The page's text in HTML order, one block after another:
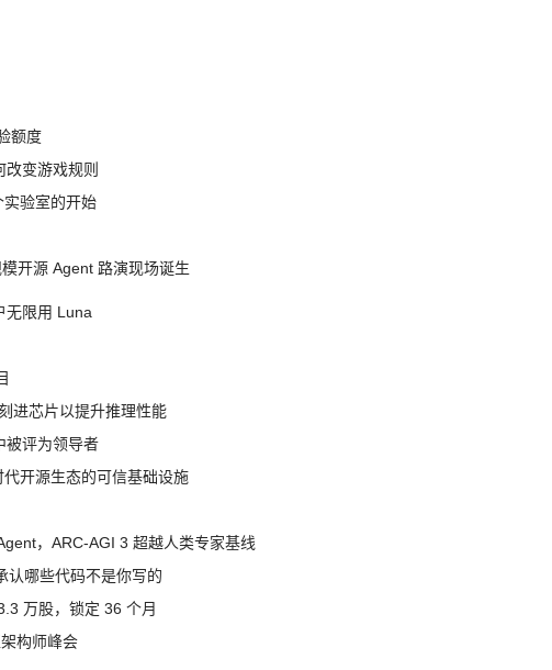
额度
变游戏规则
验室的开始
开源 Agent 路演现场诞生
无限用 Luna
进芯片以提升推理性能
被评为领导者
开源生态的可信基础设施
，ARC-AGI 3 超越人类专家基线
认哪些代码不是你写的
万股，锁定 36 个月
构师峰会